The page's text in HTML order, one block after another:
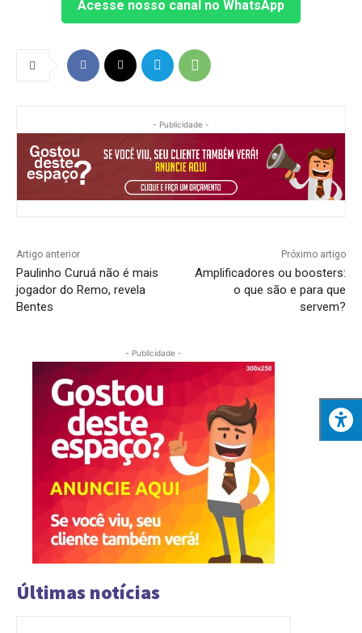
Acesse nosso canal no WhatsApp
- Publicidade -
Artigo anterior
Paulinho Curuá não é mais
jogador do Remo, revela
Bentes
Próximo artigo
Amplificadores ou boosters:
o que são e para que
servem?
- Publicidade -
Últimas notícias